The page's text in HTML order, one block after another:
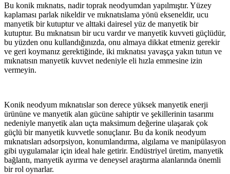
Bu konik mıknatıs, nadir toprak neodyumdan yapılmıştır. Yüzey
kaplaması parlak nikeldir ve mıknatıslama yönü ekseneldir, ucu
manyetik bir kutuptur ve alttaki dairesel yüz de manyetik bir
kutuptur. Bu mıknatısın bir ucu vardır ve manyetik kuvveti güçlüdür,
bu yüzden onu kullandığınızda, onu almaya dikkat etmeniz gerekir
ve geri koymanız gerektiğinde, iki mıknatısı yavaşça yakın tutun ve
mıknatısın manyetik kuvvet nedeniyle eli hızla emmesine izin
vermeyin.
Konik neodyum mıknatıslar son derece yüksek manyetik enerji
ürününe ve manyetik alan gücüne sahiptir ve şekillerinin tasarımı
nedeniyle manyetik alan uçta maksimum değerine ulaşarak çok
güçlü bir manyetik kuvvetle sonuçlanır. Bu da konik neodyum
mıknatısları adsorpsiyon, konumlandırma, algılama ve manipülasyon
gibi uygulamalar için ideal hale getirir. Endüstriyel üretim, manyetik
bağlantı, manyetik ayırma ve deneysel araştırma alanlarında önemli
bir rol oynarlar.